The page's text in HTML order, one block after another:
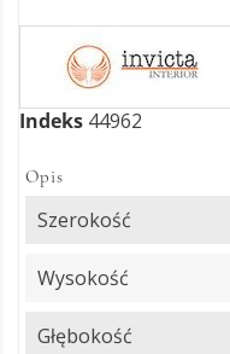
Indeks 44962
Opis
Szerokość
Wysokość
Głębokość